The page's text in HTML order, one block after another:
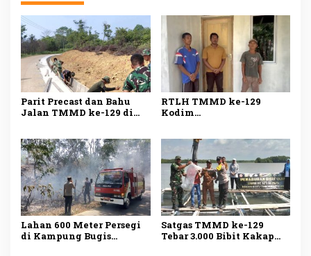
Parit Precast dan Bahu
Jalan TMMD ke-129 di
RTLH TMMD ke-129
Kodim
Warga Kini Miliki
Hunian Layak
Lahan 600 Meter Persegi
di Kampung Bugis
Satgas TMMD ke-129
Tebar 3.000 Bibit Kakap